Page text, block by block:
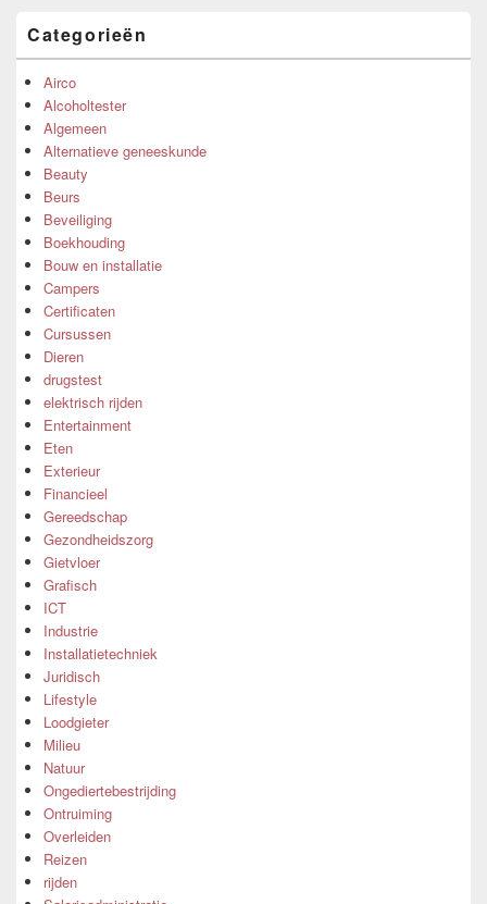
Categorieën
Airco
Alcoholtester
Algemeen
Alternatieve geneeskunde
Beauty
Beurs
Beveiliging
Boekhouding
Bouw en installatie
Campers
Certificaten
Cursussen
Dieren
drugstest
elektrisch rijden
Entertainment
Eten
Exterieur
Financieel
Gereedschap
Gezondheidszorg
Gietvloer
Grafisch
ICT
Industrie
Installatietechniek
Juridisch
Lifestyle
Loodgieter
Milieu
Natuur
Ongediertebestrijding
Ontruiming
Overleiden
Reizen
rijden